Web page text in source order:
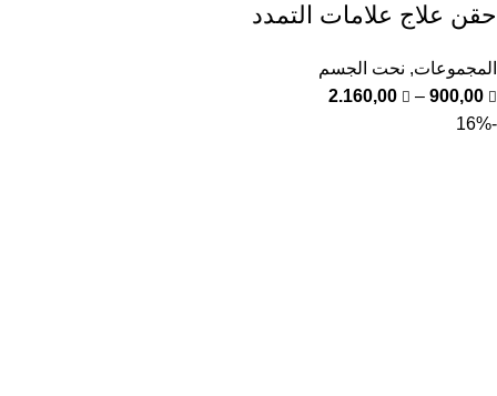
حقن علاج علامات التمدد
المجموعات, نحت الجسم
900,00
–
2.160,00
-16%